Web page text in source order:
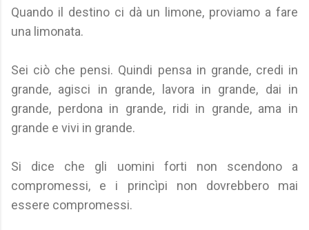
Quando il destino ci dà un limone, proviamo a fare
una limonata.
Sei ciò che pensi. Quindi pensa in grande, credi in
grande, agisci in grande, lavora in grande, dai in
grande, perdona in grande, ridi in grande, ama in
grande e vivi in ​​grande.
Si dice che gli uomini forti non scendono a
compromessi, e i princìpi non dovrebbero mai
essere compromessi.